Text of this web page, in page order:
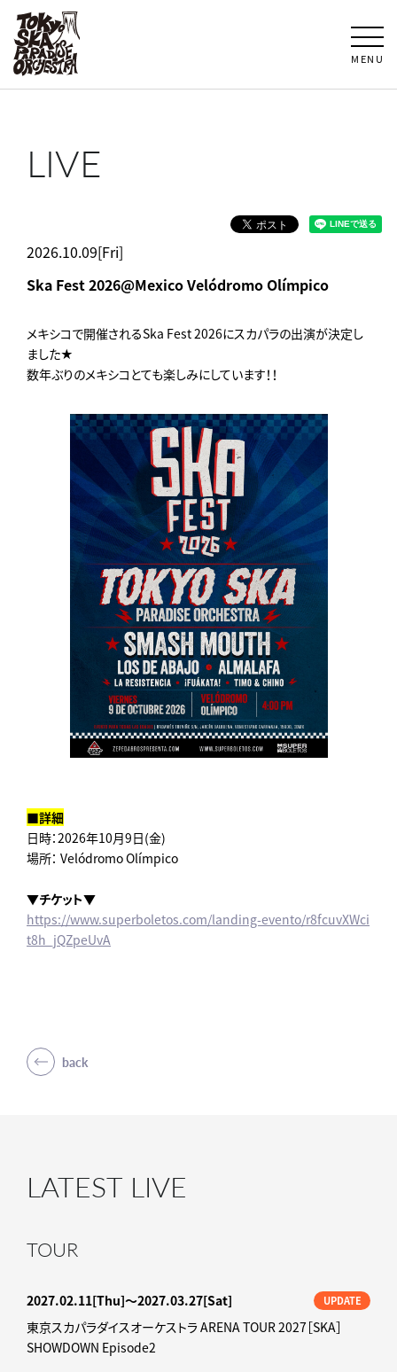
MENU
LIVE
2026.10.09[Fri]
Ska Fest 2026@Mexico Velódromo Olímpico
メキシコで開催されるSka Fest 2026にスカパラの出演が決定し
ました★
数年ぶりのメキシコとても楽しみにしています！！
■詳細
日時：2026年10月9日(金)
場所： Velódromo Olímpico
▼チケット▼
https://www.superboletos.com/landing-evento/r8fcuvXWci
t8h_jQZpeUvA
back
LATEST LIVE
TOUR
2027.02.11[Thu]〜2027.03.27[Sat] UPDATE
東京スカパラダイスオーケストラ ARENA TOUR 2027［SKA］
SHOWDOWN Episode2